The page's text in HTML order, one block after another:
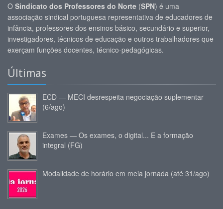
O Sindicato dos Professores do Norte (SPN) é uma
associação sindical portuguesa representativa de educadores de
infância, professores dos ensinos básico, secundário e superior,
investigadores, técnicos de educação e outros trabalhadores que
exerçam funções docentes, técnico-pedagógicas.
Últimas
ECD — MECI desrespeita negociação suplementar
(6/ago)
Exames — Os exames, o digital... E a formação
integral (FG)
Modalidade de horário em meia jornada (até 31/ago)